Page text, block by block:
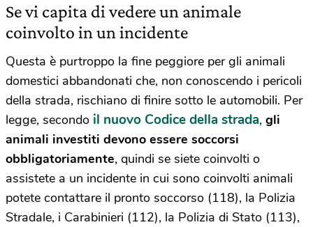
Se vi capita di vedere un animale
coinvolto in un incidente
Questa è purtroppo la fine peggiore per gli animali
domestici abbandonati che, non conoscendo i pericoli
della strada, rischiano di finire sotto le automobili. Per
legge, secondo il nuovo Codice della strada, gli
animali investiti devono essere soccorsi
obbligatoriamente, quindi se siete coinvolti o
assistete a un incidente in cui sono coinvolti animali
potete contattare il pronto soccorso (118), la Polizia
Stradale, i Carabinieri (112), la Polizia di Stato (113),